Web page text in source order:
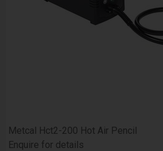
Metcal Hct2-200 Hot Air Pencil
Enquire for details